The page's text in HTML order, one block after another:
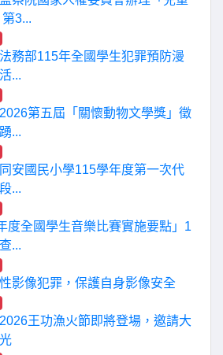
3...
法務部115年全國學生犯罪預防漫
...
2026第五屆「關懷動物文學獎」徵
...
安國民小學115學年度第一次代
...
度全國學生音樂比賽實施要點」1
...
性影像犯罪，保護自身影像安全
2026王功漁火節即將登場，邀請大